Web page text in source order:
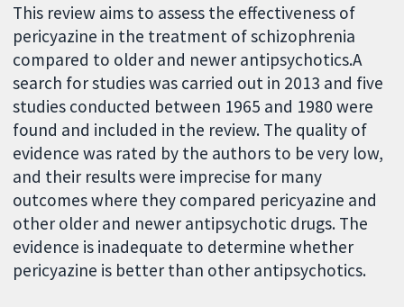
This review aims to assess the effectiveness of
pericyazine in the treatment of schizophrenia
compared to older and newer antipsychotics.A
search for studies was carried out in 2013 and five
studies conducted between 1965 and 1980 were
found and included in the review. The quality of
evidence was rated by the authors to be very low,
and their results were imprecise for many
outcomes where they compared pericyazine and
other older and newer antipsychotic drugs. The
evidence is inadequate to determine whether
pericyazine is better than other antipsychotics.